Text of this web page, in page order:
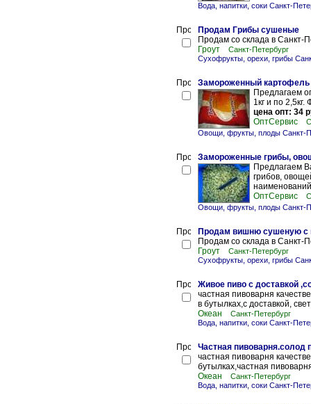
Вода, напитки, соки Санкт-
Продам Грибы сушеные
Продам со склада в Санкт-
Гроут
Санкт-Петербург
Сухофрукты, орехи, грибы
Замороженный
Предлагаем
1кг и по
цена опт: 34
ОптСервис
Овощи, фрукты, плоды Санкт-
Замороженные грибы,
Предлагаем
грибов,
ОптСервис
Овощи, фрукты, плоды Санкт-
Продам вишню сушеную с
Продам со склада в Санкт-
Гроут
Санкт-Петербург
Сухофрукты, орехи, грибы
Живое пиво с доставкой
частная пивоварня
в бутылках,с доставкой,
Океан
Санкт-Петербург
Вода, напитки, соки Санкт-
Частная пивоварня.солод
частная пивоварня
бутылках,частная
Океан
Санкт-Петербург
Вода, напитки, соки Санкт-